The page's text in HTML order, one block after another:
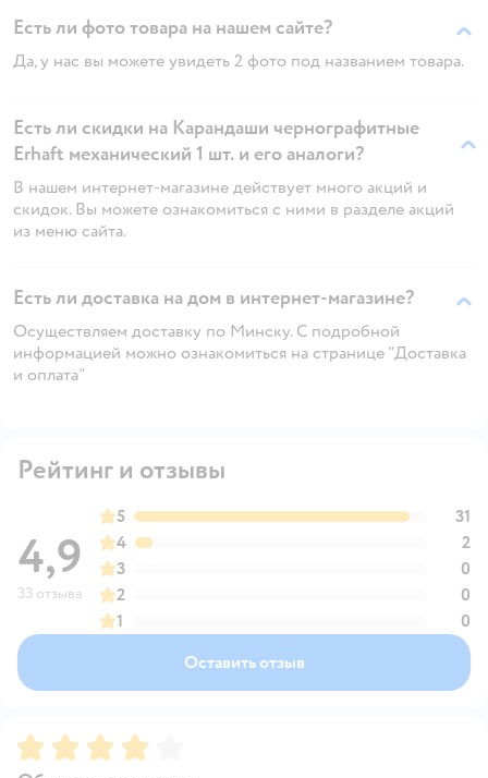
Есть ли фото товара на нашем сайте?
Да, у нас вы можете увидеть 2 фото под названием товара.
Есть ли скидки на Карандаши чернографитные
Erhaft механический 1 шт. и его аналоги?
В нашем интернет-магазине действует много акций и
скидок. Вы можете ознакомиться с ними в разделе акций
из меню сайта.
Есть ли доставка на дом в интернет-магазине?
Осуществляем доставку по Минску. С подробной
информацией можно ознакомиться на странице "Доставка
и оплата"
Рейтинг и отзывы
4,9
33 отзыва
5
31
4
2
3
0
2
0
1
0
Оставить отзыв
Рейтинг:4